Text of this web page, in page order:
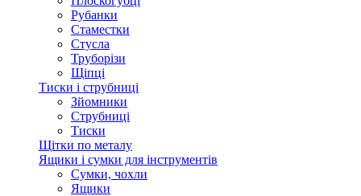
Рубанки
Стаместки
Стусла
Труборізи
Щіпці
Тиски і струбниці
Зйомники
Струбниці
Тиски
Щітки по металу
Ящики і сумки для інструментів
Сумки, чохли
Ящики